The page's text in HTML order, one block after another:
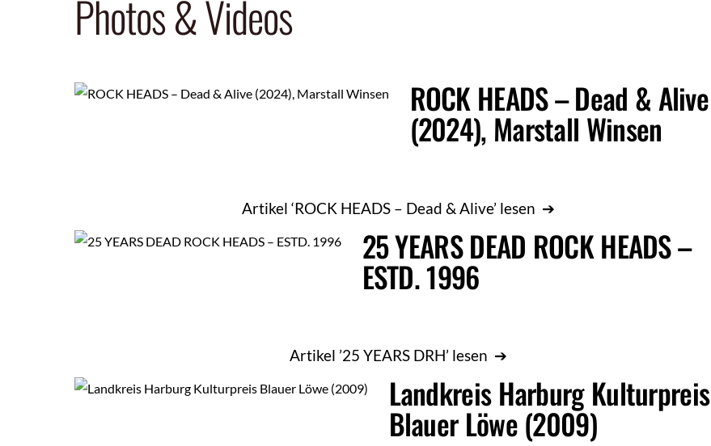
Photos & Videos
Gallery
ROCK HEADS – Dead & Alive
(2024), Marstall Winsen
Artikel ‘ROCK HEADS – Dead & Alive’ lesen ➔
Gallery
25 YEARS DEAD ROCK HEADS –
ESTD. 1996
Artikel ’25 YEARS DRH’ lesen ➔
Gallery
Landkreis Harburg Kulturpreis
Blauer Löwe (2009)